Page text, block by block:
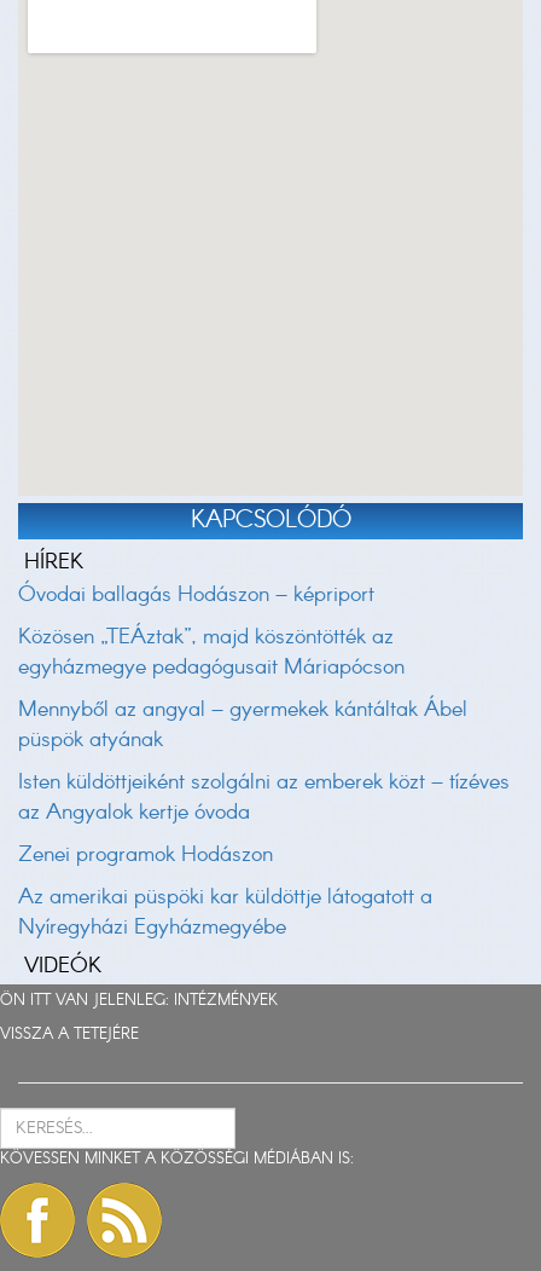
KAPCSOLÓDÓ
HÍREK
Óvodai ballagás Hodászon – képriport
Közösen „TEÁztak”, majd köszöntötték az
egyházmegye pedagógusait Máriapócson
Mennyből az angyal – gyermekek kántáltak Ábel
püspök atyának
Isten küldöttjeiként szolgálni az emberek közt – tízéves
az Angyalok kertje óvoda
Zenei programok Hodászon
Az amerikai püspöki kar küldöttje látogatott a
Nyíregyházi Egyházmegyébe
VIDEÓK
ÖN ITT VAN JELENLEG: INTÉZMÉNYEK
VISSZA A TETEJÉRE
KÖVESSEN MINKET A KÖZÖSSÉGI MÉDIÁBAN IS: